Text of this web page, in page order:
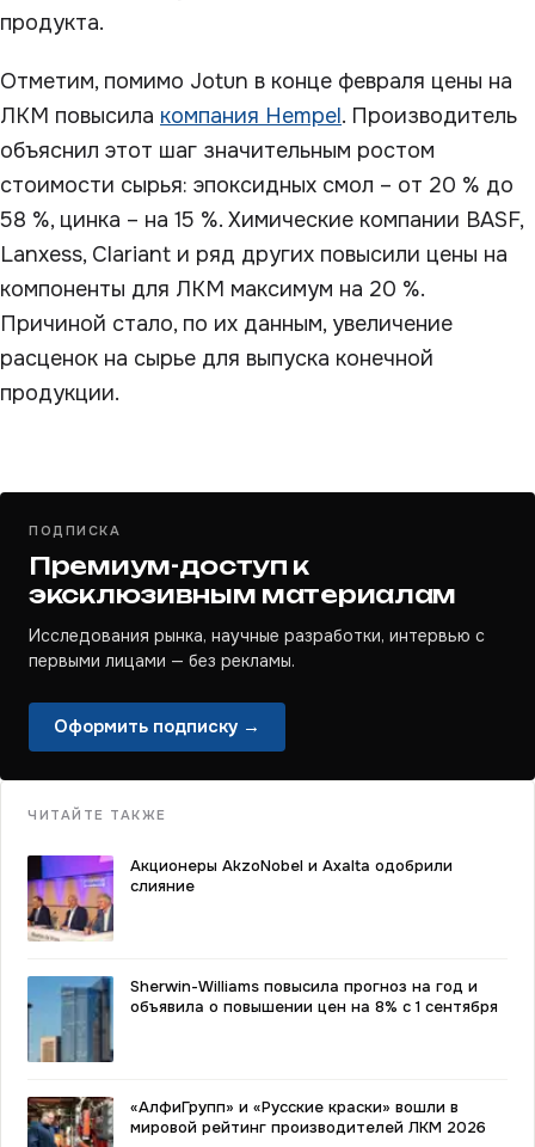
продукта.
Отметим, помимо Jotun в конце февраля цены на
ЛКМ повысила компания Hempel. Производитель
объяснил этот шаг значительным ростом
стоимости сырья: эпоксидных смол – от 20 % до
58 %, цинка – на 15 %. Химические компании BASF,
Lanxess, Clariant и ряд других повысили цены на
компоненты для ЛКМ максимум на 20 %.
Причиной стало, по их данным, увеличение
расценок на сырье для выпуска конечной
продукции.
ПОДПИСКА
Премиум-доступ к
эксклюзивным материалам
Исследования рынка, научные разработки, интервью с
первыми лицами — без рекламы.
Оформить подписку →
ЧИТАЙТЕ ТАКЖЕ
Акционеры AkzoNobel и Axalta одобрили
слияние
Sherwin-Williams повысила прогноз на год и
объявила о повышении цен на 8% с 1 сентября
«АлфиГрупп» и «Русские краски» вошли в
мировой рейтинг производителей ЛКМ 2026